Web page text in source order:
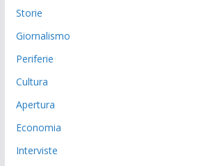
Storie
Giornalismo
Periferie
Cultura
Apertura
Economia
Interviste